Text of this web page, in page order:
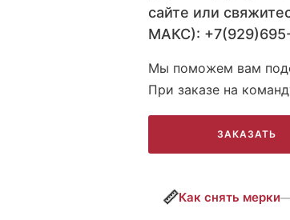
сайте или
МАКС):
Мы поможем вам
При заказе на
ЗАКАЗАТЬ
📏Как снять мерки—